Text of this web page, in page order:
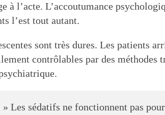
à l’acte. L’accoutumance
l’est tout autant.
sont très dures. Les patients
contrôlables par des méthodes
» Les sédatifs ne fonctionnent pas